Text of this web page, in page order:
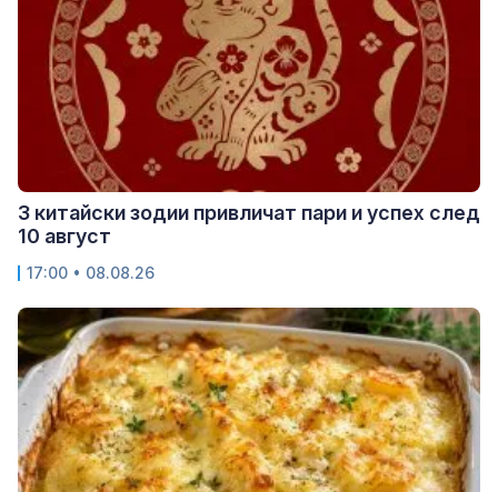
3 китайски зодии привличат пари и успех след
10 август
17:00 • 08.08.26